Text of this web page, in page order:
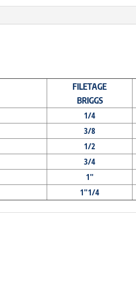
FILETAGE
BRIGGS
1/4
3/8
1/2
3/4
1"
1"1/4